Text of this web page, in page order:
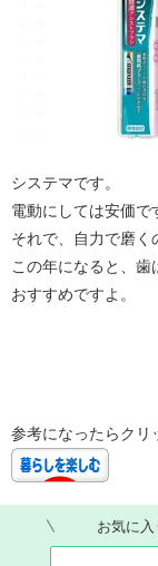
システマです。
電動にしては安価で
それで、自力で磨く
この年になると、歯
おすすめですよ。
参考になったらク
お気に